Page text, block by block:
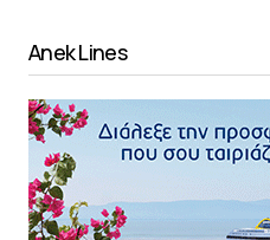
Anek Lines